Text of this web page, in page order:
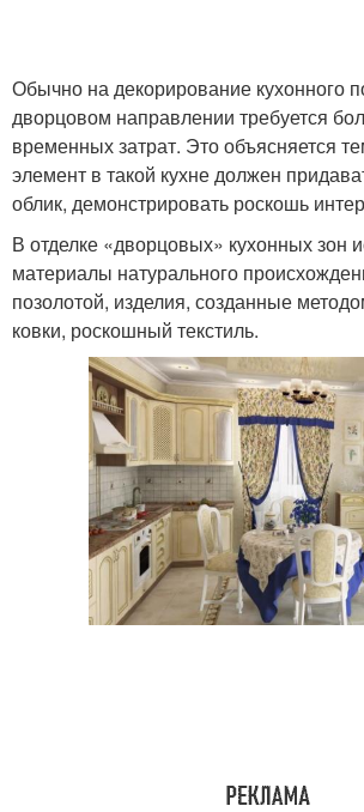
Обычно на декорирование кухонного
дворцовом направлении требуется
временных затрат. Это объясняется
элемент в такой кухне должен
облик, демонстрировать роскошь
В отделке «дворцовых» кухонных зон
материалы натурального
позолотой, изделия, созданные
ковки, роскошный текстиль.